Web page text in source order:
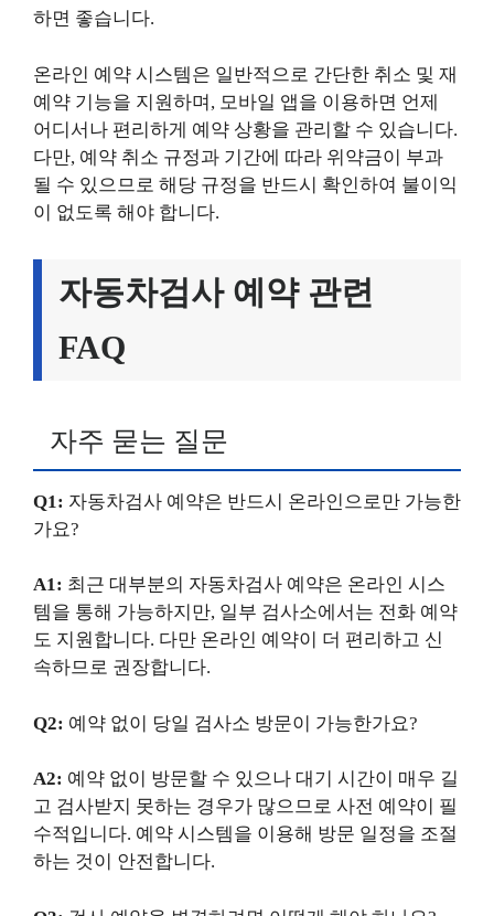
하면 좋습니다.
온라인 예약 시스템은 일반적으로 간단한 취소 및 재
예약 기능을 지원하며, 모바일 앱을 이용하면 언제
어디서나 편리하게 예약 상황을 관리할 수 있습니다.
다만, 예약 취소 규정과 기간에 따라 위약금이 부과
될 수 있으므로 해당 규정을 반드시 확인하여 불이익
이 없도록 해야 합니다.
자동차검사 예약 관련
FAQ
자주 묻는 질문
Q1: 자동차검사 예약은 반드시 온라인으로만 가능한
가요?
A1: 최근 대부분의 자동차검사 예약은 온라인 시스
템을 통해 가능하지만, 일부 검사소에서는 전화 예약
도 지원합니다. 다만 온라인 예약이 더 편리하고 신
속하므로 권장합니다.
Q2: 예약 없이 당일 검사소 방문이 가능한가요?
A2: 예약 없이 방문할 수 있으나 대기 시간이 매우 길
고 검사받지 못하는 경우가 많으므로 사전 예약이 필
수적입니다. 예약 시스템을 이용해 방문 일정을 조절
하는 것이 안전합니다.